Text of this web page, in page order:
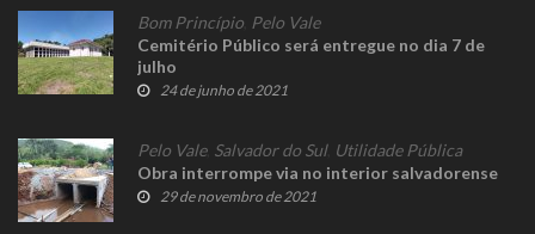
Bom Princípio Pelo Vale
Cemitério Público será entregue no dia 7 de
julho
24 de junho de 2021
Pelo Vale, Salvador do Sul, Utilidade Pública
Obra interrompe via no interior salvadorense
29 de novembro de 2021